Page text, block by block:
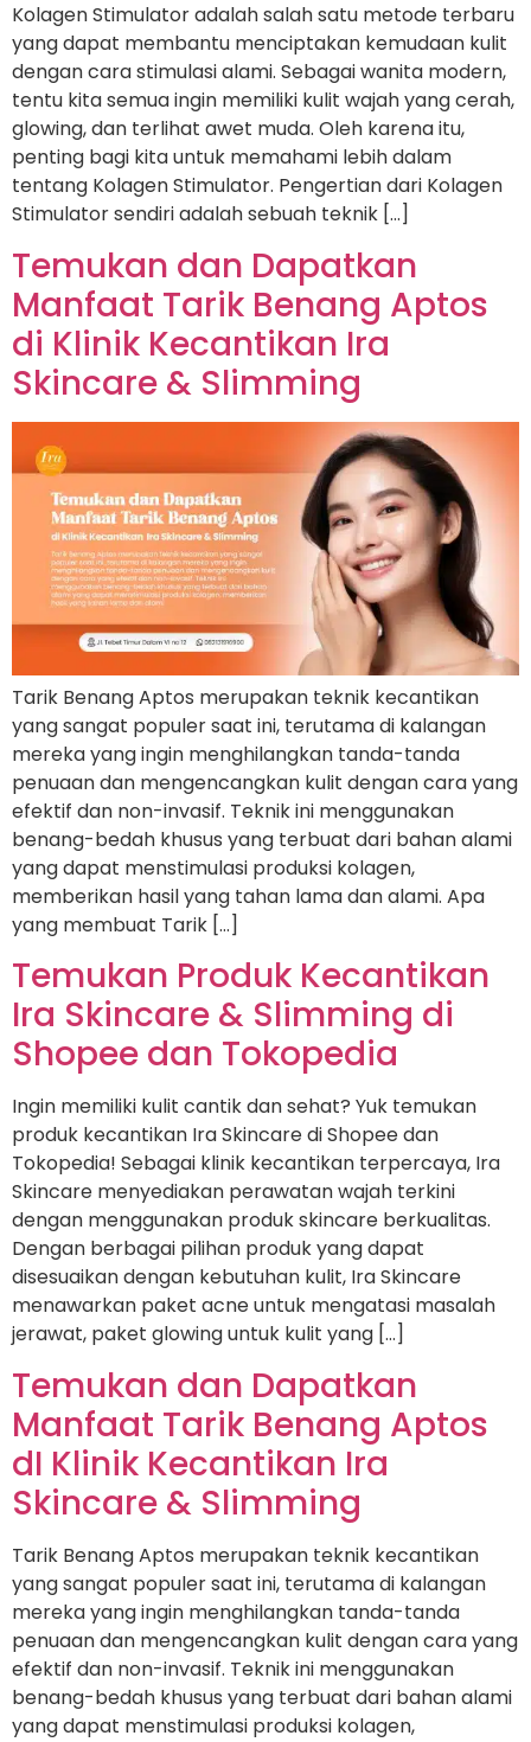
Kolagen Stimulator adalah salah satu metode terbaru
yang dapat membantu menciptakan kemudaan kulit
dengan cara stimulasi alami. Sebagai wanita modern,
tentu kita semua ingin memiliki kulit wajah yang cerah,
glowing, dan terlihat awet muda. Oleh karena itu,
penting bagi kita untuk memahami lebih dalam
tentang Kolagen Stimulator. Pengertian dari Kolagen
Stimulator sendiri adalah sebuah teknik […]
Temukan dan Dapatkan
Manfaat Tarik Benang Aptos
di Klinik Kecantikan Ira
Skincare & Slimming
Tarik Benang Aptos merupakan teknik kecantikan
yang sangat populer saat ini, terutama di kalangan
mereka yang ingin menghilangkan tanda-tanda
penuaan dan mengencangkan kulit dengan cara yang
efektif dan non-invasif. Teknik ini menggunakan
benang-bedah khusus yang terbuat dari bahan alami
yang dapat menstimulasi produksi kolagen,
memberikan hasil yang tahan lama dan alami. Apa
yang membuat Tarik […]
Temukan Produk Kecantikan
Ira Skincare & Slimming di
Shopee dan Tokopedia
Ingin memiliki kulit cantik dan sehat? Yuk temukan
produk kecantikan Ira Skincare di Shopee dan
Tokopedia! Sebagai klinik kecantikan terpercaya, Ira
Skincare menyediakan perawatan wajah terkini
dengan menggunakan produk skincare berkualitas.
Dengan berbagai pilihan produk yang dapat
disesuaikan dengan kebutuhan kulit, Ira Skincare
menawarkan paket acne untuk mengatasi masalah
jerawat, paket glowing untuk kulit yang […]
Temukan dan Dapatkan
Manfaat Tarik Benang Aptos
dI Klinik Kecantikan Ira
Skincare & Slimming
Tarik Benang Aptos merupakan teknik kecantikan
yang sangat populer saat ini, terutama di kalangan
mereka yang ingin menghilangkan tanda-tanda
penuaan dan mengencangkan kulit dengan cara yang
efektif dan non-invasif. Teknik ini menggunakan
benang-bedah khusus yang terbuat dari bahan alami
yang dapat menstimulasi produksi kolagen,